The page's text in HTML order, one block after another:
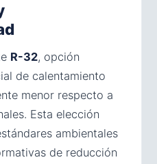
R-32, opción
de calentamiento
menor respecto a
Esta elección
ambientales
de reducción